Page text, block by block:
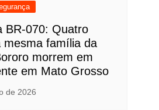
BR-070: Quatro
mesma família da
morrem em
em Mato Grosso
de 2026